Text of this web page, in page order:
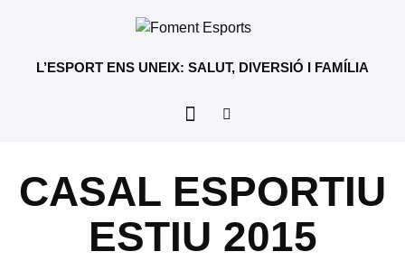
L’ESPORT ENS UNEIX: SALUT, DIVERSIÓ I FAMÍLIA
CASAL ESPORTIU
ESTIU 2015